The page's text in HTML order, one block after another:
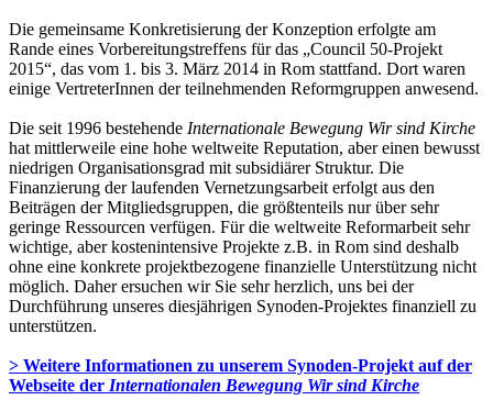
Die gemeinsame Konkretisierung der Konzeption erfolgte am
Rande eines Vorbereitungstreffens für das „Council 50-Projekt
2015“, das vom 1. bis 3. März 2014 in Rom stattfand. Dort waren
einige VertreterInnen der teilnehmenden Reformgruppen anwesend.
Die seit 1996 bestehende Internationale Bewegung Wir sind Kirche
hat mittlerweile eine hohe weltweite Reputation, aber einen bewusst
niedrigen Organisationsgrad mit subsidiärer Struktur. Die
Finanzierung der laufenden Vernetzungsarbeit erfolgt aus den
Beiträgen der Mitgliedsgruppen, die größtenteils nur über sehr
geringe Ressourcen verfügen. Für die weltweite Reformarbeit sehr
wichtige, aber kostenintensive Projekte z.B. in Rom sind deshalb
ohne eine konkrete projektbezogene finanzielle Unterstützung nicht
möglich. Daher ersuchen wir Sie sehr herzlich, uns bei der
Durchführung unseres diesjährigen Synoden-Projektes finanziell zu
unterstützen.
> Weitere Informationen zu unserem Synoden-Projekt auf der
Webseite der Internationalen Bewegung Wir sind Kirche